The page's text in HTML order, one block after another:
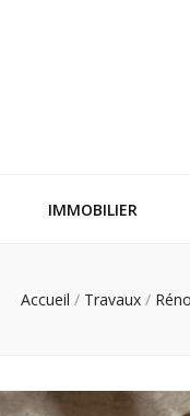
IMMOBILIER
Accueil / Travaux /